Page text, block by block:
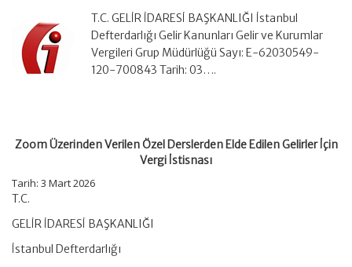
Gelirler
Vergi
İstisnası
T.C. GELİR İDARESİ BAŞKANLIĞI İstanbul
Defterdarlığı Gelir Kanunları Gelir ve Kurumlar
Vergileri Grup Müdürlüğü Sayı: E-62030549-
120-700843 Tarih: 03….
Zoom Üzerinden Verilen Özel Derslerden Elde Edilen Gelirler İçin
Vergi İstisnası
Tarih: 3 Mart 2026
T.C.
GELİR İDARESİ BAŞKANLIĞI
İstanbul Defterdarlığı